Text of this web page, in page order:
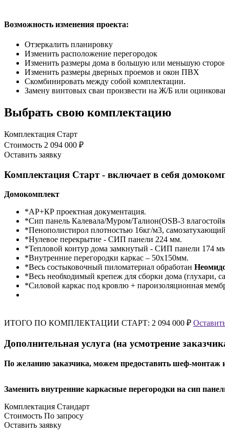
Возможность изменения проекта:
Отзеркалить планировку
Изменить расположение перегородок
Изменить размеры дома в большую или меньшую
Изменить размеры дверных проемов и окон ПВХ
Скомбинировать между собой комплектации.
Замену винтовых сваи произвести на Ж/Б или
Выбрать свою комплектацию
Комплектация Старт
Стоимость 2 094 000 ₽
Оставить заявку
Комплектация Старт - включает в себя
Домокомплект
*АР+КР проектная документация.
*Сип панель Калевала/Муром/Талион(OSB-3
*Пенополистирол плотностью 16кг/м3,
*Нулевое перекрытие - СИП панели 224 мм.
*Тепловой контур дома замкнутый - СИП панели 174
*Внутренние перегородки каркас – 50х150мм.
*Весь состыковочный пиломатериал обработан
*Весь необходимый крепеж для сборки дома (глухари,
*Силовой каркас под кровлю + пароизоляционная
ИТОГО ПО КОМПЛЕКТАЦИИ СТАРТ: 2 094 000 ₽
Дополнительная услуга (на усмотрение
По желанию заказчика, можем предоставить шеф-монтаж
Заменить внутренние каркасные перегородки на сип
Комплектация Стандарт
Стоимость По запросу
Оставить заявку